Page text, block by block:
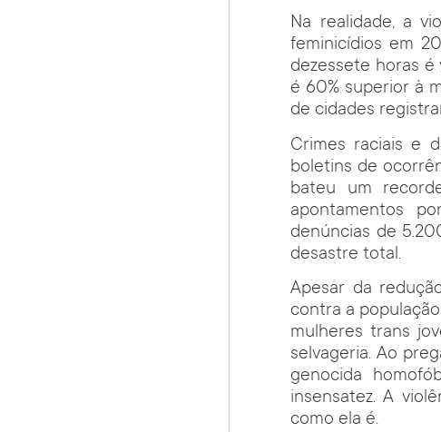
Na realidade, a
feminicídios em
dezessete horas
é 60% superior à
de cidades
Crimes raciais e
boletins de
bateu um
apontamentos
denúncias de
desastre total.
Apesar da
contra a
mulheres trans
selvageria. Ao
genocida
insensatez. A
como ela é.